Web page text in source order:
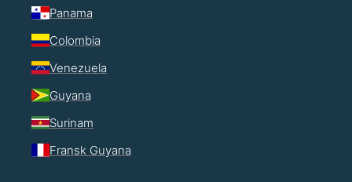
Panama
Colombia
Venezuela
Guyana
Surinam
Fransk Guyana